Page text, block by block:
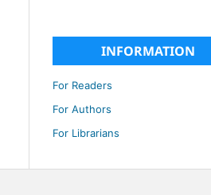
INFORMATION
For Readers
For Authors
For Librarians